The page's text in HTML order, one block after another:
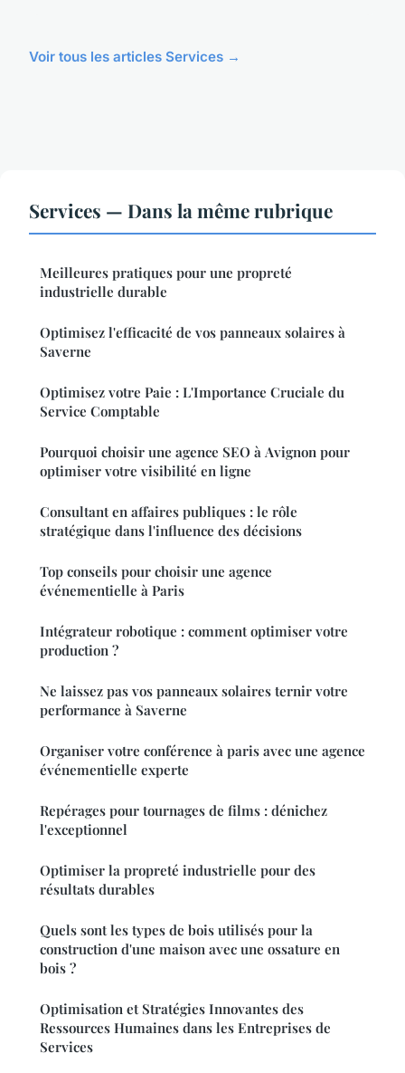
Voir tous les articles Services →
Services — Dans la même rubrique
Meilleures pratiques pour une propreté
industrielle durable
Optimisez l'efficacité de vos panneaux solaires à
Saverne
Optimisez votre Paie : L'Importance Cruciale du
Service Comptable
Pourquoi choisir une agence SEO à Avignon pour
optimiser votre visibilité en ligne
Consultant en affaires publiques : le rôle
stratégique dans l'influence des décisions
Top conseils pour choisir une agence
événementielle à Paris
Intégrateur robotique : comment optimiser votre
production ?
Ne laissez pas vos panneaux solaires ternir votre
performance à Saverne
Organiser votre conférence à paris avec une agence
événementielle experte
Repérages pour tournages de films : dénichez
l'exceptionnel
Optimiser la propreté industrielle pour des
résultats durables
Quels sont les types de bois utilisés pour la
construction d'une maison avec une ossature en
bois ?
Optimisation et Stratégies Innovantes des
Ressources Humaines dans les Entreprises de
Services